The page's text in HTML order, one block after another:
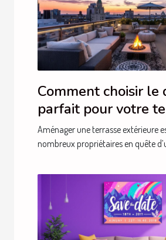
Comment choisir le
parfait pour votre
extérieure ?
Aménager une terrasse extérieure
nombreux propriétaires en quête